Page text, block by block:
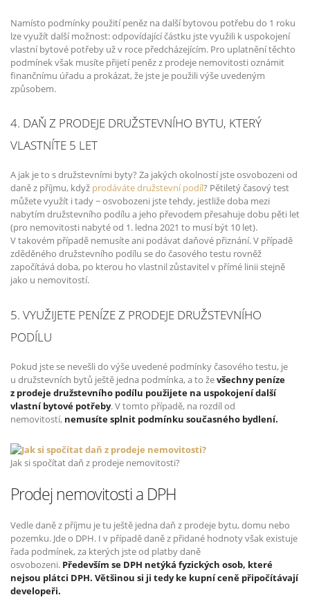
Namísto podmínky použití peněz na další bytovou potřebu do 1 roku
lze využít další možnost: odpovídající částku jste využili k uspokojení
vlastní bytové potřeby už v roce předcházejícím. Pro uplatnění těchto
podmínek však musíte přijetí peněz z prodeje nemovitosti oznámit
finančnímu úřadu a prokázat, že jste je použili výše uvedeným
způsobem.
4. DAŇ Z PRODEJE DRUŽSTEVNÍHO BYTU, KTERÝ
VLASTNÍTE 5 LET
A jak je to s družstevními byty? Za jakých okolností jste osvobozeni od
daně z příjmu, když prodáváte družstevní podíl? Pětiletý časový test
můžete využít i tady − osvobozeni jste tehdy, jestliže doba mezi
nabytím družstevního podílu a jeho převodem přesahuje dobu pěti let
(pro nemovitosti nabyté od 1. ledna 2021 to musí být 10 let).
V takovém případě nemusíte ani podávat daňové přiznání. V případě
zděděného družstevního podílu se do časového testu rovněž
započítává doba, po kterou ho vlastnil zůstavitel v přímé linii stejně
jako u nemovitostí.
5. VYUŽIJETE PENÍZE Z PRODEJE DRUŽSTEVNÍHO
PODÍLU
Pokud jste se nevešli do výše uvedené podmínky časového testu, je
u družstevních bytů ještě jedna podmínka, a to ževšechny peníze
z prodeje družstevního podílu použijete na uspokojení další
vlastní bytové potřeby. V tomto případě, na rozdíl od
nemovitostí, nemusíte splnit podmínku současného bydlení.
Jak si spočítat daň z prodeje nemovitosti?
Prodej nemovitosti a DPH
Vedle daně z příjmu je tu ještě jedna daň z prodeje bytu, domu nebo
pozemku. Jde o DPH. I v případě daně z přidané hodnoty však existuje
řada podmínek, za kterých jste od platby daně
osvobozeni. Především se DPH netýká fyzických osob, které
nejsou plátci DPH. Většinou si ji tedy ke kupní ceně připočítávají
developeři.